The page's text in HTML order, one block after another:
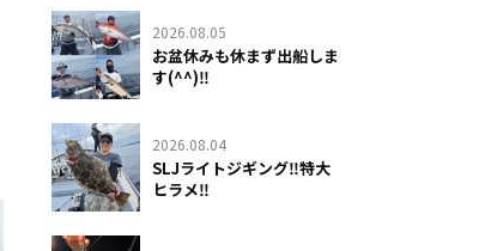
2026.08.05
お盆休みも休まず出船しま
す(^^)‼️
2026.08.04
SLJライトジギング‼️特大
ヒラメ‼️